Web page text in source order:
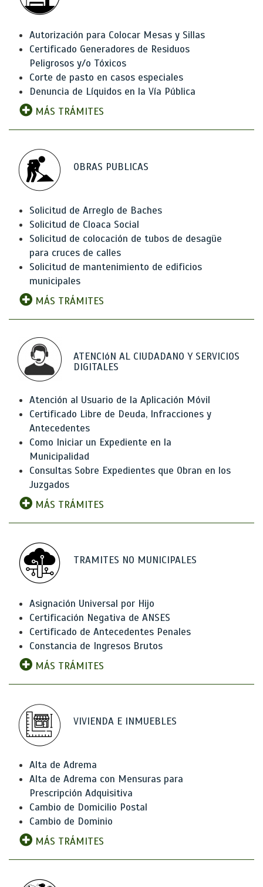
Autorización para Colocar Mesas y Sillas
Certificado Generadores de Residuos
Peligrosos y/o Tóxicos
Corte de pasto en casos especiales
Denuncia de Líquidos en la Vía Pública
MÁS TRÁMITES
OBRAS PUBLICAS
Solicitud de Arreglo de Baches
Solicitud de Cloaca Social
Solicitud de colocación de tubos de desagüe
para cruces de calles
Solicitud de mantenimiento de edificios
municipales
MÁS TRÁMITES
ATENCIóN AL CIUDADANO Y SERVICIOS
DIGITALES
Atención al Usuario de la Aplicación Móvil
Certificado Libre de Deuda, Infracciones y
Antecedentes
Como Iniciar un Expediente en la
Municipalidad
Consultas Sobre Expedientes que Obran en los
Juzgados
MÁS TRÁMITES
TRAMITES NO MUNICIPALES
Asignación Universal por Hijo
Certificación Negativa de ANSES
Certificado de Antecedentes Penales
Constancia de Ingresos Brutos
MÁS TRÁMITES
VIVIENDA E INMUEBLES
Alta de Adrema
Alta de Adrema con Mensuras para
Prescripción Adquisitiva
Cambio de Domicilio Postal
Cambio de Dominio
MÁS TRÁMITES